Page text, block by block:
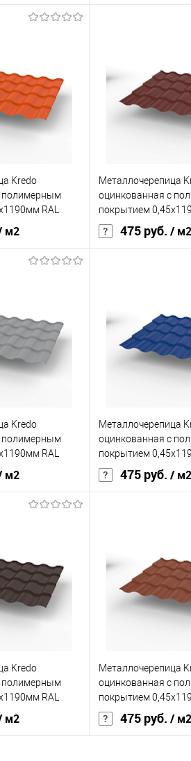
0,45
зелёный
Сравнение
Под заказ
Толщина, мм
Цвет человеческий
Купить в 1 клик
В избранное
Kredo
полимерным
RAL
м2
0,45
оранжевый
Сравнение
Под заказ
Металлочерепица
оцинкованная с
покрытием
3011 475 руб. / м2
Толщина, мм
Цвет человеческий
Купить в 1 клик
В избранное
Kredo
полимерным
RAL
м2
0,45
серый
Сравнение
Под заказ
Металлочерепица
оцинкованная с
покрытием
5005 475 руб. / м2
Толщина, мм
Цвет человеческий
Купить в 1 клик
В избранное
Kredo
полимерным
RAL
м2
Металлочерепица
оцинкованная с
покрытием
8004 475 руб. / м2